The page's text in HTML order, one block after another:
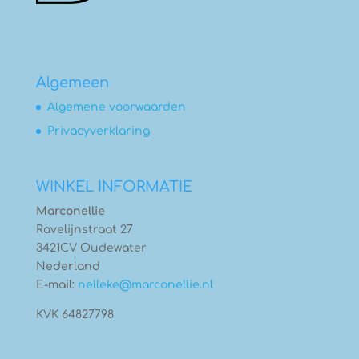
Algemeen
Algemene voorwaarden
Privacyverklaring
WINKEL INFORMATIE
Marconellie
Ravelijnstraat 27
3421CV Oudewater
Nederland
E-mail: nelleke@marconellie.nl
KVK 64827798